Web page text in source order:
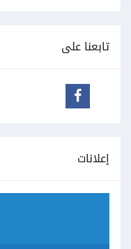
تابعنا على
إعلانات